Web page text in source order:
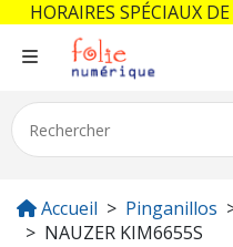
Accueil Pinganillos
NAUZER KIM6655S
HORAIRES SPÉCIAUX DE